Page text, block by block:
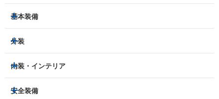
基本装備
パワーステアリング
エアコン：あり
キーレス
外装
ヘッドライト
アルミホイール：-
内装・インテリア
3列シート
安全装備